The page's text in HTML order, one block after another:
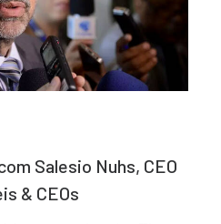
Salesio Nuhs, CEO
& CEOs